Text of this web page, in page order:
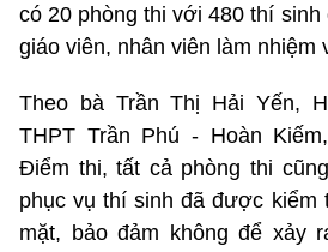
có 20 phòng thi với 480 thí
giáo viên, nhân viên làm nhiệm
Theo bà Trần Thị Hải Yến,
THPT Trần Phú - Hoàn
Điểm thi, tất cả phòng thi
phục vụ thí sinh đã được kiểm
mặt, bảo đảm không để xảy